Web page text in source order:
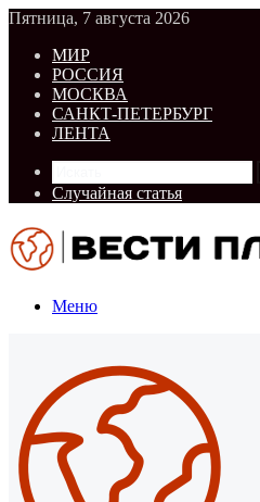
Пятница, 7 августа 2026
МИР
РОССИЯ
МОСКВА
САНКТ-ПЕТЕРБУРГ
ЛЕНТА
Случайная статья
Меню